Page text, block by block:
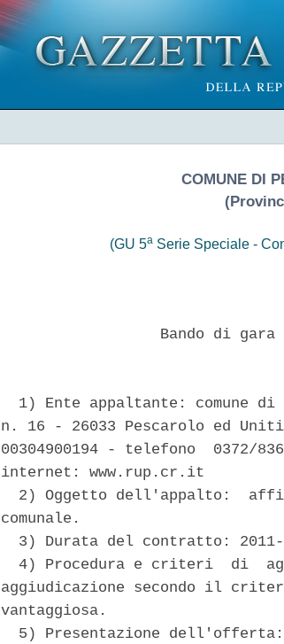
COMUNE DI
(GU 5a Serie Speciale -
Bando di gara
1) Ente appaltante: comune
n. 16 - 26033 Pescarolo ed
00304900194 - telefono  0372/
internet: www.rup.cr.it
2) Oggetto dell'appalto:
comunale.
3) Durata del contratto:
4) Procedura e criteri  di
aggiudicazione secondo il
vantaggiosa.
5) Presentazione